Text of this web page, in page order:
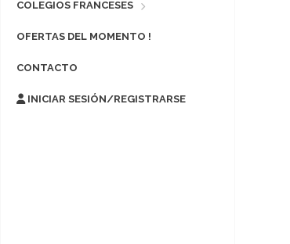
COLEGIOS FRANCESES
OFERTAS DEL MOMENTO !
CONTACTO
INICIAR SESIÓN/REGISTRARSE